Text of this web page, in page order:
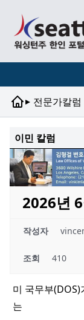
▸ 전문가칼럼
이민 칼럼
2026년
작성자
조회 410
미 국무부
는